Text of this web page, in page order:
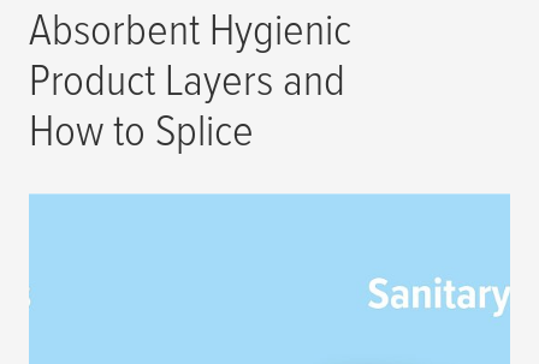
Absorbent Hygienic
Product Layers and
How to Splice